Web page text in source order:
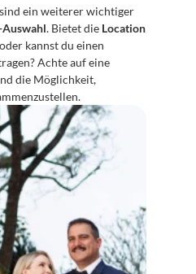
sind ein weiterer wichtiger
. Bietet die Location
kannst du einen
Achte auf eine
die Möglichkeit,